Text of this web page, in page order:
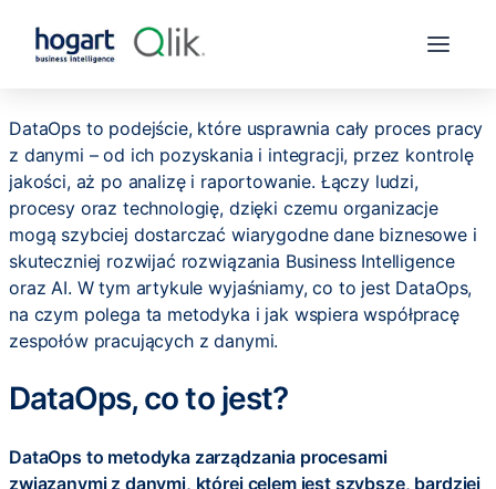
DataOps to podejście, które usprawnia cały proces pracy
z danymi – od ich pozyskania i integracji, przez kontrolę
jakości, aż po analizę i raportowanie. Łączy ludzi,
procesy oraz technologię, dzięki czemu organizacje
mogą szybciej dostarczać wiarygodne dane biznesowe i
skuteczniej rozwijać rozwiązania Business Intelligence
oraz AI. W tym artykule wyjaśniamy, co to jest DataOps,
na czym polega ta metodyka i jak wspiera współpracę
zespołów pracujących z danymi.
DataOps, co to jest?
DataOps to metodyka zarządzania procesami
związanymi z danymi, której celem jest szybsze, bardziej